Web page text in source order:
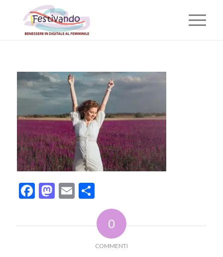
Facebook
Mastodon
EmailCondividi
0
COMMENTI